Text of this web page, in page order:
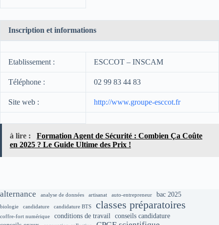
Inscription et informations
Etablissement : ESCCOT – INSCAM
Téléphone : 02 99 83 44 83
Site web : http://www.groupe-esccot.fr
à lire :
Formation Agent de Sécurité : Combien Ça Coûte
en 2025 ? Le Guide Ultime des Prix !
alternance analyse de données artisanat auto-entrepreneur bac 2025
biologie candidature candidature BTS classes préparatoires
coffre-fort numérique conditions de travail conseils candidature